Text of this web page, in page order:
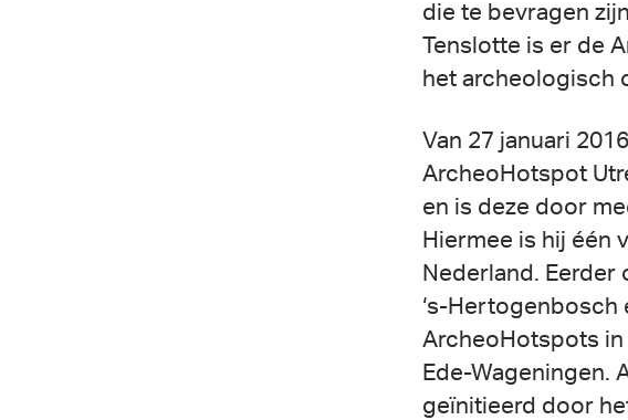
die te bevragen
Tenslotte is er de
het archeologisch
Van 27 januari
ArcheoHotspot
en is deze door
Hiermee is hij één
Nederland.
‘s-Hertogenbosch
ArcheoHotspots in
Ede-Wageningen.
geïnitieerd door